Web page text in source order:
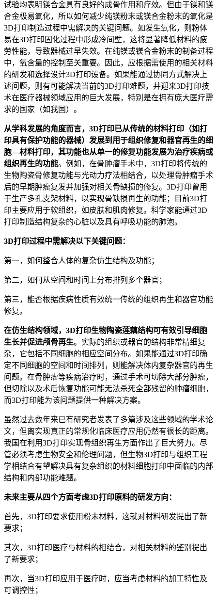
试验均表明镁合金具有良好的成骨作用和疗效。但由于镁和镁
合金极易氧化，所以如何减少纯镁粉末或镁合金粉末的氧化是
3D打印制造过程中需解决的关键问题。如发生氧化，则粉体
易在3D打印固化过程中形成冷间壁，这将显著降低材料的疲
劳性能，导致器械过早失效。在纯镁或镁合金粉末的制备过程
中，氧含量的控制至关重要。因此，应根据需使用的相关材料
的研发和选择设计3D打印设备。如果能通过协同方式解决上
述问题，则有可能解决当前的3D打印难题，并迎来3D打印技
术在医疗器械领域应用的巨大发展，特别是在拥有庞大医疗需
求的国家（如我国）。
从学科发展的角度而言，3D打印已从传统的材料打印（如打
印具有保护功能的器械）发展到用于组织修复和器官再生的细
胞—材料打印，其功能也从单一的修复功能发展为治疗疾病或
组织再生的功能。例如，在骨肿瘤手术中，3D打印将传统的
生物陶瓷骨修复功能与光动力疗法相结合，以处理骨肿瘤手术
后的早期肿瘤复发并加强对相关骨缺损的修复。3D打印曾用
于生产多孔支架材料，以实现骨缺损再生的功能；目前3D打
印主要应用于软组织，如皮肤和肌肉修复。科学家能通过3D
打印制造结构复杂的心脏以及具有呼吸功能的肺泡。
3D打印过程中需解决以下关键问题：
第一，如何整合人体的复杂仿生结构及功能；
第二，如何从空间和时间上分布排列多个器官；
第三，能否根据疾病性质有效统一传统的组织再生和器官功能
修复。
在仿生结构领域，3D打印生物陶瓷莲藕结构可有效引导细胞
生长并促进颅骨再生。实际的组织或器官的结构非常精细复
杂，它包括不同细胞的相应空间分布。如果能通过3D打印确
定不同细胞的空间和时间排列，则能解决体内复杂器官的再生
问题。在骨肿瘤等疾病治疗时，通过手术可切除大部分肿瘤，
但切除以及术后恢复功能可能无法杀死全部残留的肿瘤细胞，
而3D打印能为该问题提供一种解决方案。
虽然过去数年来已有研究者发表了多篇涉及这些领域的学术论
文，但离实现真正的常规化临床医疗应用仍然有很长的距离。
我国在利用3D打印实现骨组织再生方面作出了巨大努力。尽
管必须考虑生物安全和伦理问题，但生物3D打印与组织工程
学相结合有望解决具有复杂组织的材料细胞打印中面临的内部
结构和内部功能难题。
未来主要从四个方面考虑3D打印原料的研发方向：
首先，3D打印要求使用粉末材料，这就对材料研发提出了新
要求；
其次，3D打印医疗与材料的相结合，对相关材料的鉴别提出
了新要求；
再次，当3D打印应用于医疗时，应当考虑材料的加工特性及
可调控性；